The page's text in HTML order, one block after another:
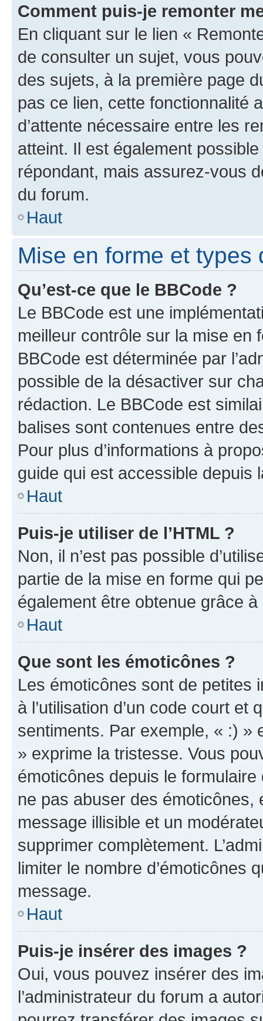
Comment puis-je remonter
En cliquant sur le lien «
de consulter un sujet, vous
des sujets, à la première page
pas ce lien, cette fonctionnalité
d’attente nécessaire entre les
atteint. Il est également
répondant, mais assurez-vous
du forum.
Haut
Mise en forme et types
Qu’est-ce que le BBCode ?
Le BBCode est une
meilleur contrôle sur la mise en
BBCode est déterminée par
possible de la désactiver sur
rédaction. Le BBCode est
balises sont contenues entre
Pour plus d’informations à
guide qui est accessible depuis
Haut
Puis-je utiliser de l’HTML ?
Non, il n’est pas possible
partie de la mise en forme qui
également être obtenue grâce à
Haut
Que sont les émoticônes ?
Les émoticônes sont de petites
à l’utilisation d’un code court et
sentiments. Par exemple, « :) »
» exprime la tristesse. Vous
émoticônes depuis le
ne pas abuser des
message illisible et un
supprimer complètement.
limiter le nombre d’émoticônes
message.
Haut
Puis-je insérer des images ?
Oui, vous pouvez insérer des
l’administrateur du forum a